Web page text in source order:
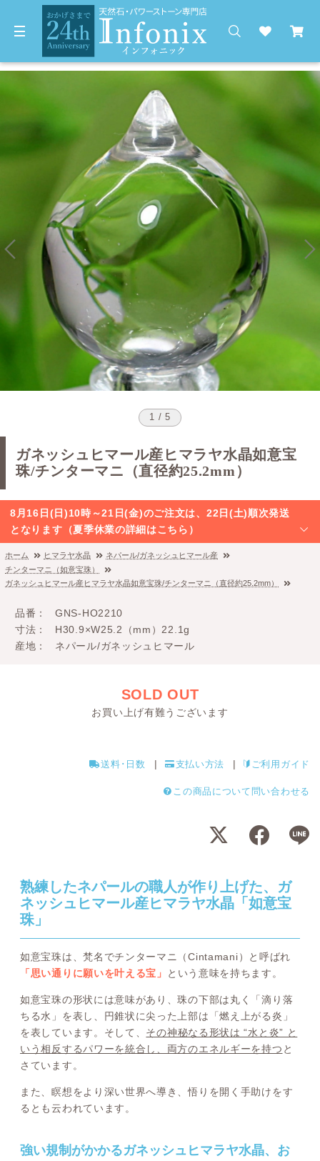
1 / 5
ガネッシュヒマール産ヒマラヤ水晶如意宝
珠/チンターマニ（直径約25.2mm）
8月16日(日)10時～21日(金)のご注文は、22日(土)順次発送
となります（夏季休業の詳細はこちら）
ホーム ヒマラヤ水晶
ネパール/ガネッシュヒマール産
チンターマニ（如意宝珠）
ガネッシュヒマール産ヒマラヤ水晶如意宝珠/チンターマニ（直径約25.2mm）
品番
GNS-HO2210
寸法
H30.9×W25.2（mm）22.1g
産地
ネパール/ガネッシュヒマール
SOLD OUT
お買い上げ有難うございます
送料･日数 支払い方法 ご利用ガイド
この商品について問い合わせる
熟練したネパールの職人が作り上げた、ガ
ネッシュヒマール産ヒマラヤ水晶「如意宝
珠」
如意宝珠は、梵名でチンターマニ（Cintamani）と呼ばれ
「思い通りに願いを叶える宝」
という意味を持ちます。
如意宝珠の形状には意味があり、珠の下部は丸く「滴り落
ちる水」を表し、円錐状に尖った上部は「燃え上がる炎」
を表しています。そして、 その神秘なる形状は “水と炎” と
いう相反するパワーを統合し、両方のエネルギーを持つ と
さています。
また、瞑想をより深い世界へ導き、悟りを開く手助けをす
るとも云われています。
強い規制がかかるガネッシュヒマラヤ水晶、お